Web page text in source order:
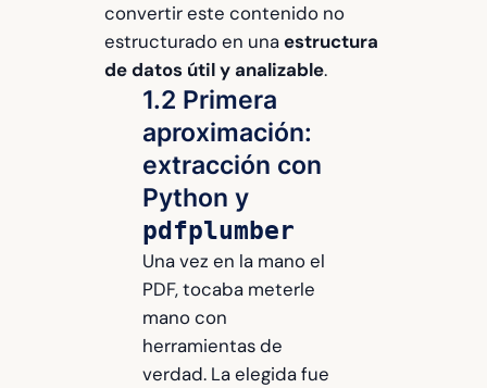
convertir este contenido no
estructurado en unaestructura
de datos útil y analizable.
1.2 Primera
aproximación:
extracción con
Python y
pdfplumber
Una vez en la mano el
PDF, tocaba meterle
mano con
herramientas de
verdad. La elegida fue